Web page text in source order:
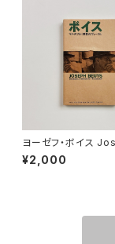
ヨーゼフ・ボイス
ys | マルチプル 博愛のヴィーク
ル 1968-1986
¥2,000